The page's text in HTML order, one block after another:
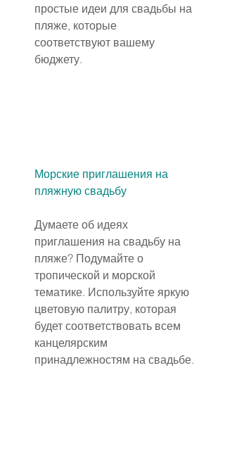
простые идеи для свадьбы на
пляже, которые
соответствуют вашему
бюджету.
Морские приглашения на
пляжную свадьбу
Думаете об идеях
приглашения на свадьбу на
пляже? Подумайте о
тропической и морской
тематике. Используйте яркую
цветовую палитру, которая
будет соответствовать всем
канцелярским
принадлежностям на свадьбе.